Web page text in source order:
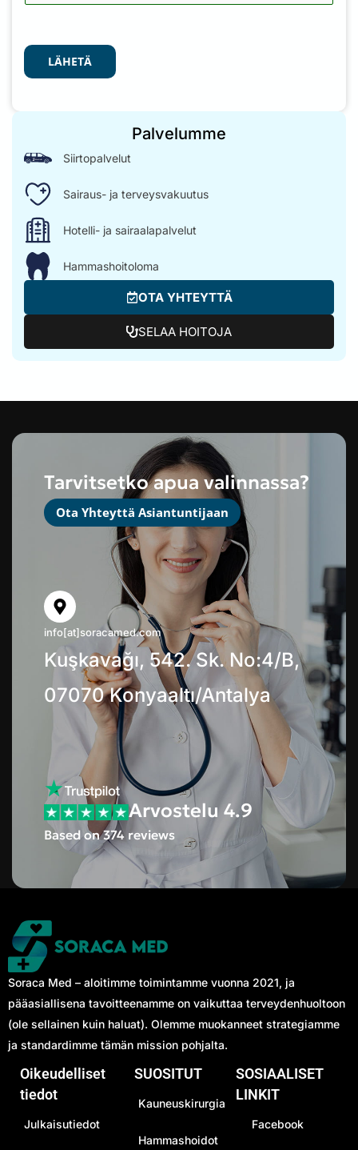
LÄHETÄ
Palvelumme
Siirtopalvelut
Sairaus- ja terveysvakuutus
Hotelli- ja sairaalapalvelut
Hammashoitoloma
OTA YHTEYTTÄ
SELAA HOITOJA
Tarvitsetko apua valinnassa?
Ota Yhteyttä Asiantuntijaan
info[at]soracamed.com
Kuşkavağı, 542. Sk. No:4/B,
07070 Konyaaltı/Antalya
Arvostelu 4.9
Based on 374 reviews
Soraca Med – aloitimme toimintamme vuonna 2021, ja
pääasiallisena tavoitteenamme on vaikuttaa terveydenhuoltoon
(ole sellainen kuin haluat). Olemme muokanneet strategiamme
ja standardimme tämän mission pohjalta.
Oikeudelliset
tiedot
Julkaisutiedot
SUOSITUT
Kauneuskirurgia
Hammashoidot
SOSIAALISET
LINKIT
Facebook